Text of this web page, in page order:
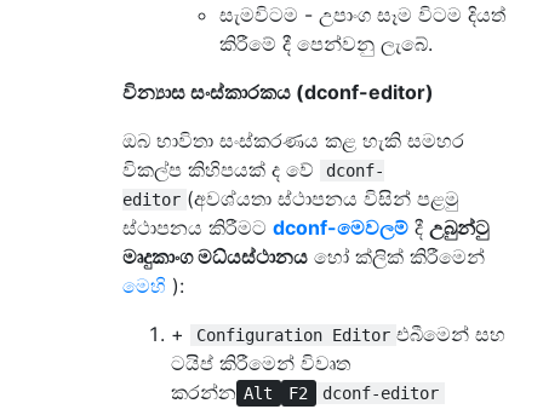
සැමවිටම - උපාංග සෑම විටම දියත්
කිරීමේ දී පෙන්වනු ලැබේ.
වින්‍යාස සංස්කාරකය (dconf-editor)
ඔබ භාවිතා සංස්කරණය කළ හැකි සමහර
විකල්ප කිහිපයක් ද වේ
dconf-
editor (අවශ්යතා ස්ථාපනය විසින් පළමු
ස්ථාපනය කිරීමට dconf-මෙවලම් දී උබුන්ටු
මෘදුකාංග මධ්යස්ථානය හෝ ක්ලික් කිරීමෙන්
මෙහි ):
+
Configuration Editor එබීමෙන් සහ
ටයිප් කිරීමෙන් විවෘත
කරන්න Alt F2 dconf-editor